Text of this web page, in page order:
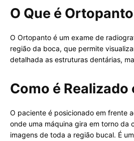
O Que é
O Ortopanto é um exame de
região da boca, que permite
detalhada as estruturas dentárias,
Como é Realizado
O paciente é posicionado em frente
onde uma máquina gira em torno da
imagens de toda a região bucal. É